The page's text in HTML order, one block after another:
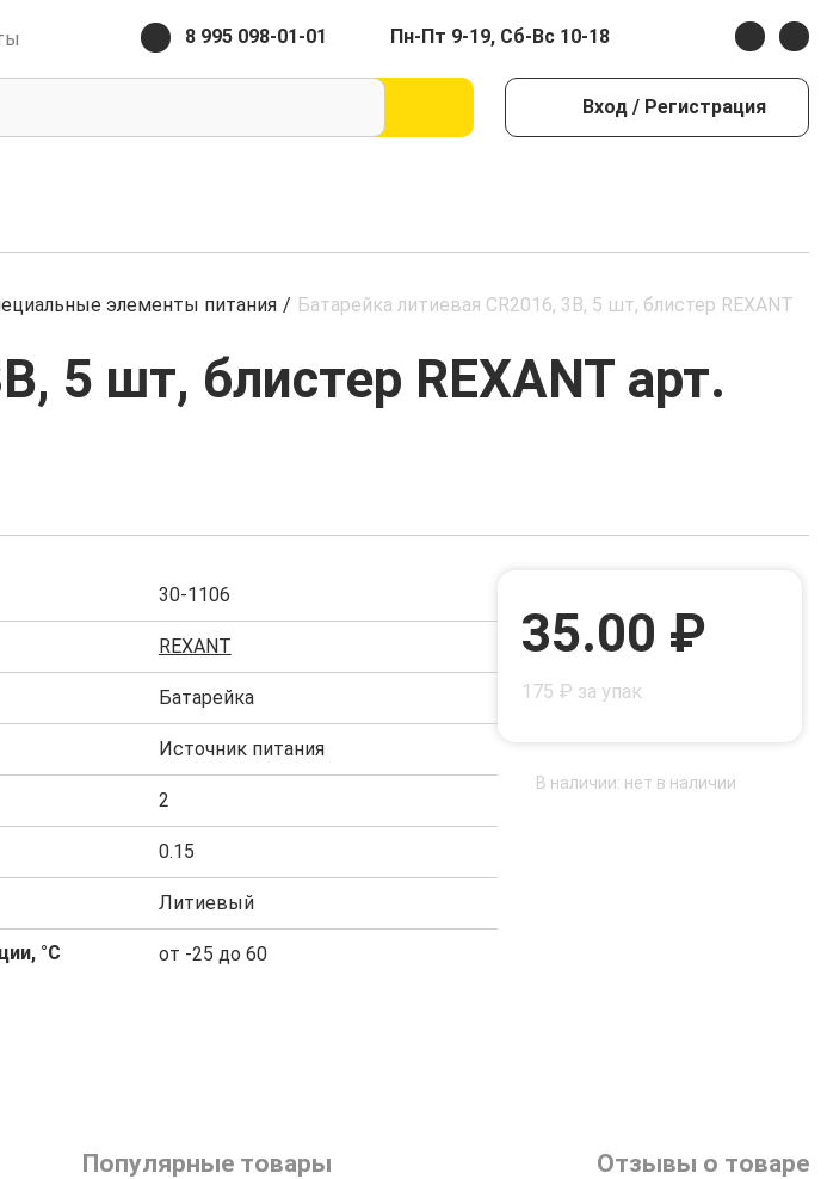
8 995 098-01-01 Пн-Пт 9-19, Сб-Вс 10-18
Вход / Регистрация
элементы питания / Батарейка литиевая CR2016, 3В, 5 шт, блистер REXANT
5 шт, блистер REXANT арт.
30-1106
REXANT
Батарейка
Источник питания
2
0.15
Литиевый
°C от -25 до 60
35.00 ₽
175 ₽ за упак
В наличии: нет в наличии
Популярные товары Отзывы о товаре